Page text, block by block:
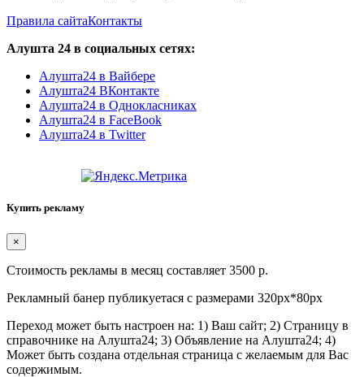
Правила сайтаКонтакты
Алушта 24 в социальных сетях:
Алушта24 в Вайбере
Алушта24 ВКонтакте
Алушта24 в Однокласниках
Алушта24 в FaceBook
Алушта24 в Twitter
Купить рекламу
×
Стоимость рекламы в месяц составляет 3500 р.
Рекламный банер публикуетася с размерами 320px*80px
Переход может быть настроен на: 1) Ваш сайт; 2) Страницу в
справочнике на Алушта24; 3) Объявление на Алушта24; 4)
Может быть создана отдельная страница с желаемым для Вас
содержимым.